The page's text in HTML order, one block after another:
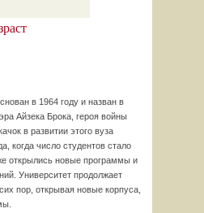
в 1964 году и назван в
Айзека Брока, героя войны
в развитии этого вуза
когда число студентов стало
открылись новые программы и
Университет продолжает
пор, открывая новые корпуса,